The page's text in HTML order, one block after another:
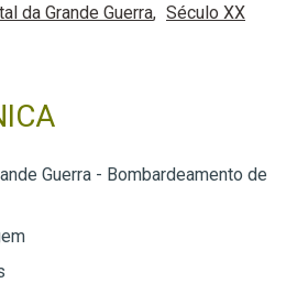
da Grande Guerra Século XX
Guerra - Bombardeamento de